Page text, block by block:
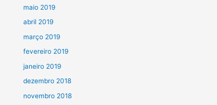
maio 2019
abril 2019
março 2019
fevereiro 2019
janeiro 2019
dezembro 2018
novembro 2018